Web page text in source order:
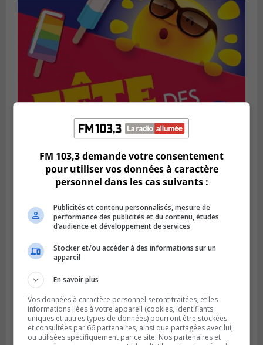
Publié le 2 août 2026 à 08h06
La Fête des parcs est de retour à Saint-
SAINT-CATHERINE
FM 103,3 demande votre consentement
pour utiliser vos données à caractère
personnel dans les cas suivants :
Publicités et contenu personnalisés, mesure de
performance des publicités et du contenu, études
d’audience et développement de services
Stocker et/ou accéder à des informations sur un
appareil
En savoir plus
Vos données à caractère personnel seront traitées, et les
informations liées à votre appareil (cookies, identifiants
uniques et autres types de données) pourront être stockées
et consultées par 66 partenaires, ainsi que partagées avec lui,
ou utilisées spécifiquement par ce site. Nos partenaires et